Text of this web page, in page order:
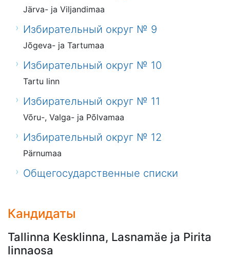
Järva- ja Viljandimaa
Избирательный округ № 9
Jõgeva- ja Tartumaa
Избирательный округ № 10
Tartu linn
Избирательный округ № 11
Võru-, Valga- ja Põlvamaa
Избирательный округ № 12
Pärnumaa
Общегосударственные списки
Кандидаты
Tallinna Kesklinna, Lasnamäe ja Pirita
linnaosa